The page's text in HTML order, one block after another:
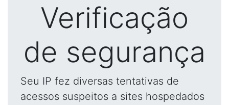
Verificação
de segurança
Seu IP fez diversas tentativas de
acessos suspeitos a sites hospedados